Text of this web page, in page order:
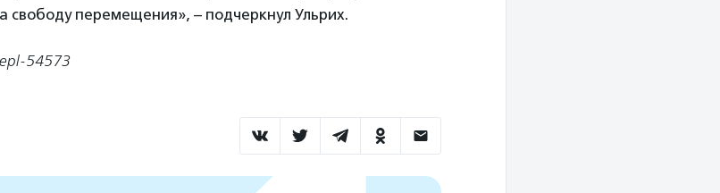
свободу перемещения», – подчеркнул Ульрих.
54573